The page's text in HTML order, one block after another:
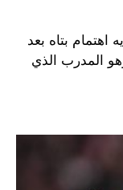
اهتمام بتاه بعد
المدرب الذي